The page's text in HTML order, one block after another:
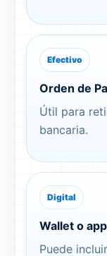
Efectivo
Orden de
Útil para
bancaria.
Digital
Wallet o app
Puede